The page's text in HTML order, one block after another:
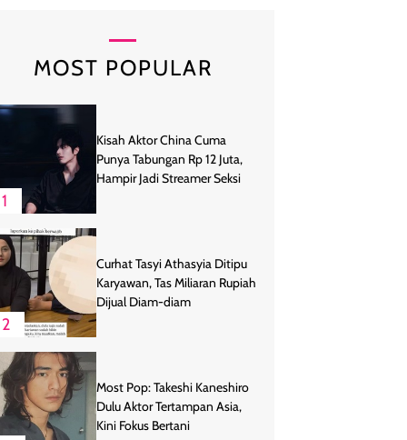
MOST POPULAR
1
Kisah Aktor China Cuma
Punya Tabungan Rp 12 Juta,
Hampir Jadi Streamer Seksi
2
Curhat Tasyi Athasyia Ditipu
Karyawan, Tas Miliaran Rupiah
Dijual Diam-diam
Most Pop: Takeshi Kaneshiro
Dulu Aktor Tertampan Asia,
Kini Fokus Bertani